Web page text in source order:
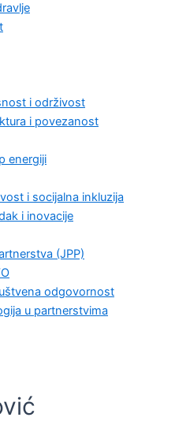
i održivost
i povezanost
energiji
i socijalna inkluzija
i inovacije
(JPP)
odgovornost
u partnerstvima